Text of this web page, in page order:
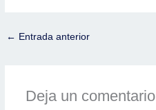
← Entrada anterior
Deja un comentario